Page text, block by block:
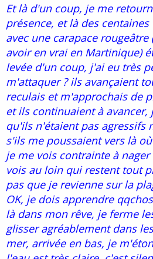
Et là d'un coup, je me
présence, et là des
avec une carapace
avoir en vrai en Martinique)
levée d'un coup, j'ai eu très
m'attaquer ? ils avançaient
reculais et m'approchais de
et ils continuaient à
qu'ils n'étaient pas agressifs
s'ils me poussaient vers là
je me vois contrainte à
vois au loin qui restent tout
pas que je revienne sur la
OK, je dois apprendre
là dans mon rêve, je ferme
glisser agréablement dans
mer, arrivée en bas, je